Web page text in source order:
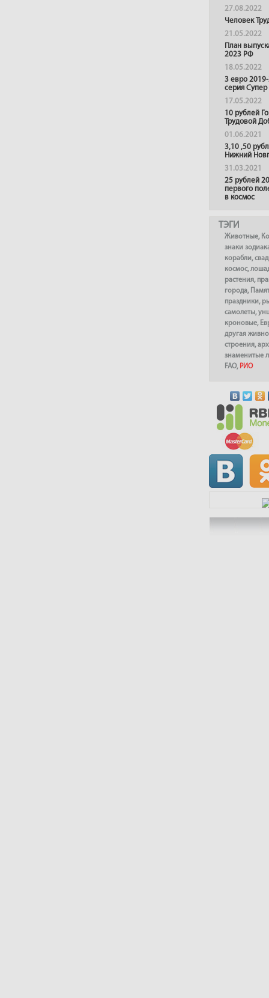
27.08.2022
Человек
21.05.2022
План
2023 РФ
18.05.2022
3 евро
серия
17.05.2022
10 рублей
Трудовой
01.06.2021
3,10 ,50
Нижний
31.03.2021
25 рублей
первого
в космос
ТЭГИ
Животные,
знаки
корабли,
космос,
растения,
города,
праздники,
самолеты,
кроновые,
другая
строения,
знаменитые
FAO, РИО